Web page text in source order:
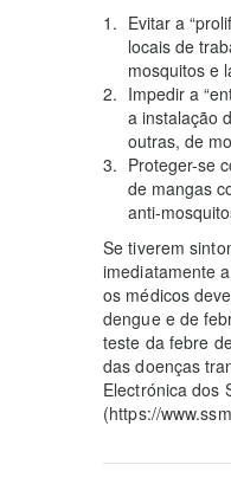
Evitar a
locais de
mosquitos e
Impedir a
a instalação
outras, de
Proteger-se
de mangas
anti-
Se tiverem
imediatamente
os médicos
dengue e de
teste da febre
das doenças
Electrónica dos
(https://